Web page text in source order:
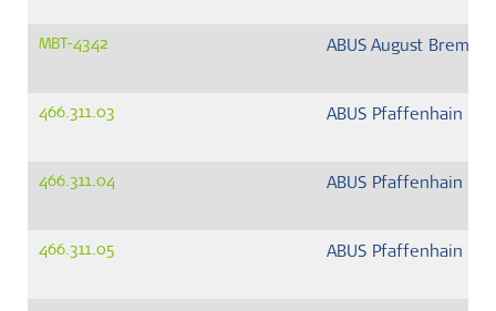
MBT-4342 ABUS August
466.311.03 ABUS Pfaffenhain
466.311.04 ABUS Pfaffenhain
466.311.05 ABUS Pfaffenhain